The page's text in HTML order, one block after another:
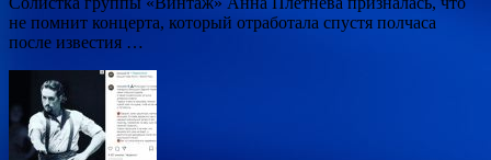
не помнит концерта, который отработала спустя полчаса
после известия …